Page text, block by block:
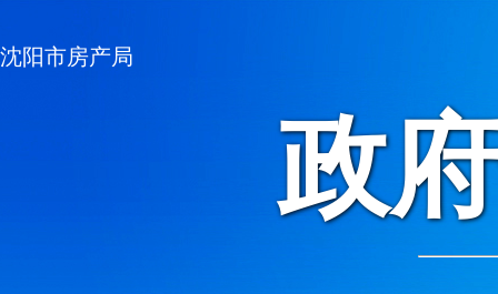
沈阳市房产局
政